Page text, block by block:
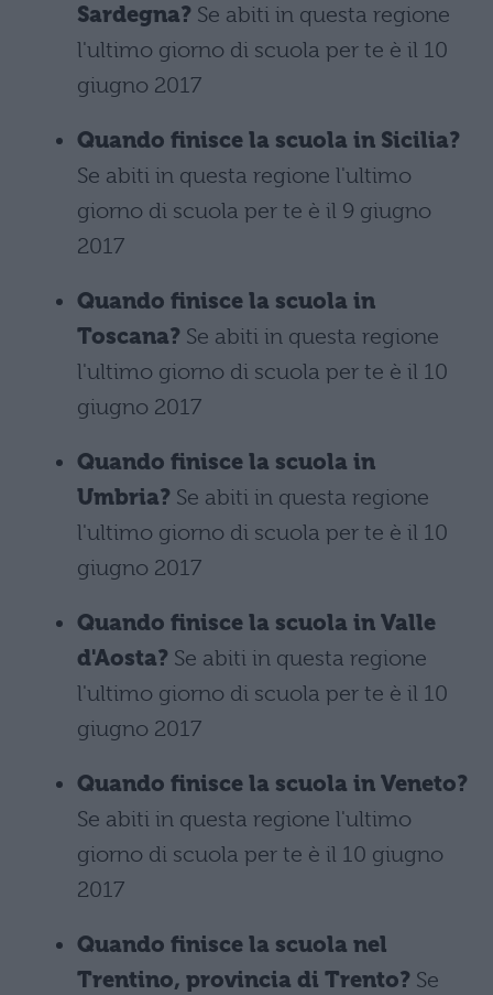
Sardegna? Se abiti in questa regione
l'ultimo giorno di scuola per te è il 10
giugno 2017
Quando finisce la scuola in Sicilia?
Se abiti in questa regione l'ultimo
giorno di scuola per te è il 9 giugno
2017
Quando finisce la scuola in
Toscana? Se abiti in questa regione
l'ultimo giorno di scuola per te è il 10
giugno 2017
Quando finisce la scuola in
Umbria? Se abiti in questa regione
l'ultimo giorno di scuola per te è il 10
giugno 2017
Quando finisce la scuola in Valle
d'Aosta? Se abiti in questa regione
l'ultimo giorno di scuola per te è il 10
giugno 2017
Quando finisce la scuola in Veneto?
Se abiti in questa regione l'ultimo
giorno di scuola per te è il 10 giugno
2017
Quando finisce la scuola nel
Trentino, provincia di Trento? Se